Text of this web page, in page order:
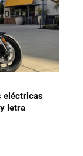
eléctricas
letra